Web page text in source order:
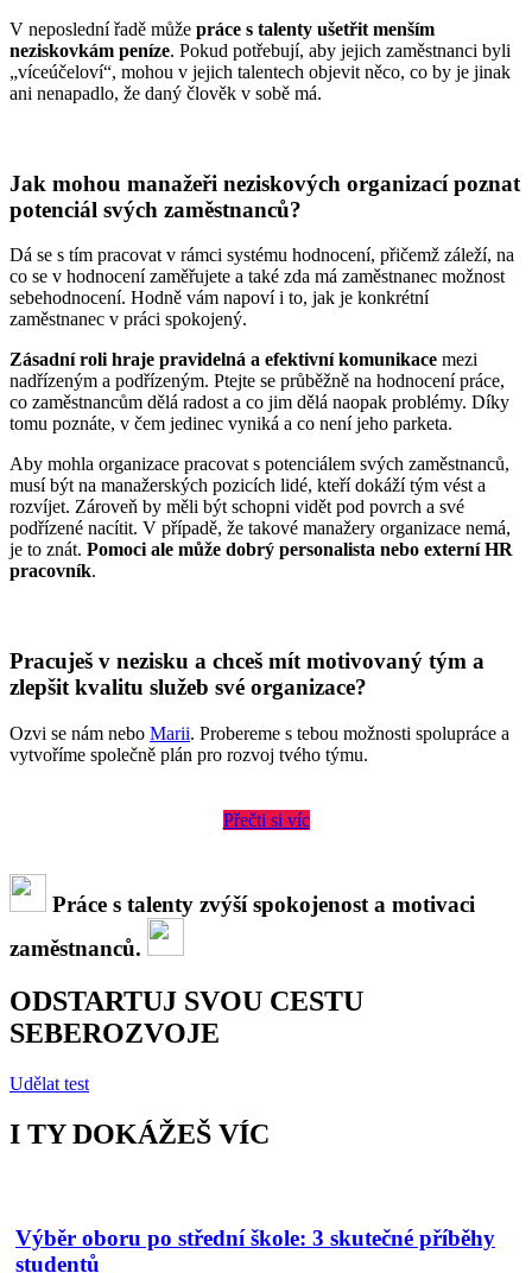
V neposlední řadě může práce s talenty ušetřit menším
neziskovkám peníze. Pokud potřebují, aby jejich zaměstnanci byli
„víceúčeloví“, mohou v jejich talentech objevit něco, co by je jinak
ani nenapadlo, že daný člověk v sobě má.
Jak mohou manažeři neziskových organizací poznat
potenciál svých zaměstnanců?
Dá se s tím pracovat v rámci systému hodnocení, přičemž záleží, na
co se v hodnocení zaměřujete a také zda má zaměstnanec možnost
sebehodnocení. Hodně vám napoví i to, jak je konkrétní
zaměstnanec v práci spokojený.
Zásadní roli hraje pravidelná a efektivní komunikace mezi
nadřízeným a podřízeným. Ptejte se průběžně na hodnocení práce,
co zaměstnancům dělá radost a co jim dělá naopak problémy. Díky
tomu poznáte, v čem jedinec vyniká a co není jeho parketa.
Aby mohla organizace pracovat s potenciálem svých zaměstnanců,
musí být na manažerských pozicích lidé, kteří dokáží tým vést a
rozvíjet. Zároveň by měli být schopni vidět pod povrch a své
podřízené nacítit. V případě, že takové manažery organizace nemá,
je to znát. Pomoci ale může dobrý personalista nebo externí HR
pracovník.
Pracuješ v nezisku a chceš mít motivovaný tým a
zlepšit kvalitu služeb své organizace?
Ozvi se nám nebo Marii. Probereme s tebou možnosti spolupráce a
vytvoříme společně plán pro rozvoj tvého týmu.
Přečti si víc
Práce s talenty zvýší spokojenost a motivaci
zaměstnanců.
ODSTARTUJ SVOU CESTU
SEBEROZVOJE
Udělat test
I TY DOKÁŽEŠ VÍC
Výběr oboru po střední škole: 3 skutečné příběhy
studentů